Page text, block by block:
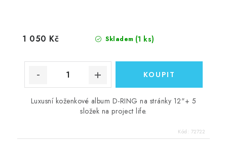
Skladem (1 ks)
1 050 Kč
Luxusní koženkové album D-RING na stránky 12"+ 5
složek na project life.
Kód: 72722